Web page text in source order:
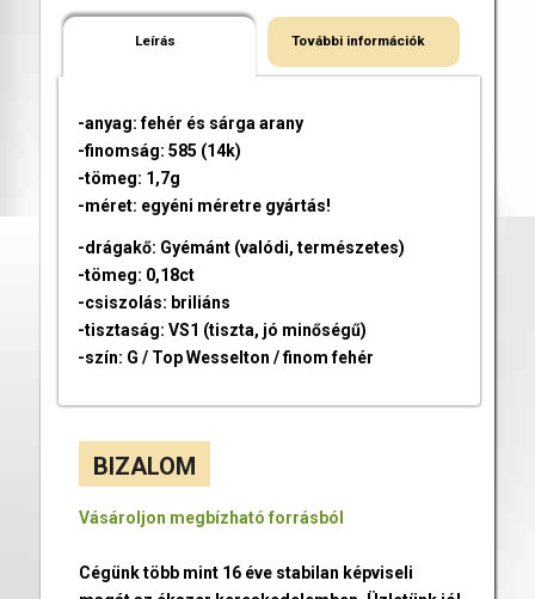
Leírás További információk
-anyag: fehér és sárga arany
-finomság: 585 (14k)
-tömeg: 1,7g
-méret: egyéni méretre gyártás!
-drágakő: Gyémánt (valódi, természetes)
-tömeg: 0,18ct
-csiszolás: briliáns
-tisztaság: VS1 (tiszta, jó minőségű)
-szín: G / Top Wesselton / finom fehér
BIZALOM
Vásároljon megbízható forrásból
Cégünk több mint 16 éve stabilan képviseli